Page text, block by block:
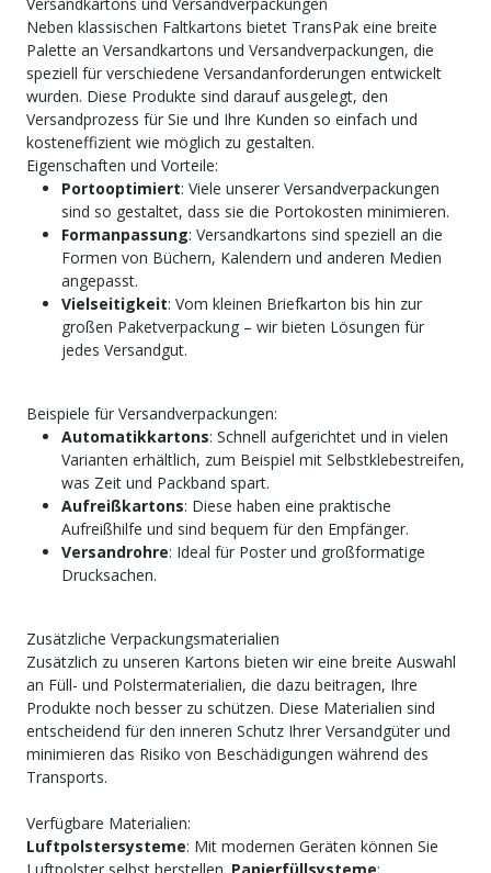
Neben klassischen Faltkartons bietet TransPak eine breite
Palette an Versandkartons und Versandverpackungen, die
speziell für verschiedene Versandanforderungen entwickelt
wurden. Diese Produkte sind darauf ausgelegt, den
Versandprozess für Sie und Ihre Kunden so einfach und
kosteneffizient wie möglich zu gestalten.
Eigenschaften und Vorteile:
Portooptimiert: Viele unserer Versandverpackungen
sind so gestaltet, dass sie die Portokosten minimieren.
Formanpassung: Versandkartons sind speziell an die
Formen von Büchern, Kalendern und anderen Medien
angepasst.
Vielseitigkeit: Vom kleinen Briefkarton bis hin zur
großen Paketverpackung – wir bieten Lösungen für
jedes Versandgut.
Beispiele für Versandverpackungen:
Automatikkartons: Schnell aufgerichtet und in vielen
Varianten erhältlich, zum Beispiel mit Selbstklebestreifen,
was Zeit und Packband spart.
Aufreißkartons: Diese haben eine praktische
Aufreißhilfe und sind bequem für den Empfänger.
Versandrohre: Ideal für Poster und großformatige
Drucksachen.
Zusätzliche Verpackungsmaterialien
Zusätzlich zu unseren Kartons bieten wir eine breite Auswahl
an Füll- und Polstermaterialien, die dazu beitragen, Ihre
Produkte noch besser zu schützen. Diese Materialien sind
entscheidend für den inneren Schutz Ihrer Versandgüter und
minimieren das Risiko von Beschädigungen während des
Transports.
Verfügbare Materialien:
Luftpolstersysteme: Mit modernen Geräten können Sie